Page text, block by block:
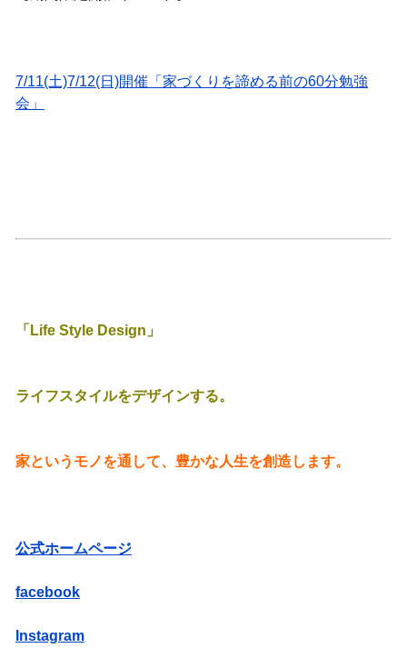
7/11(土)7/12(日)開催「家づくりを諦める前の60分勉強
会」
「Life Style Design」
ライフスタイルをデザインする。
家というモノを通して、豊かな人生を創造します。
公式ホームページ
facebook
Instagram